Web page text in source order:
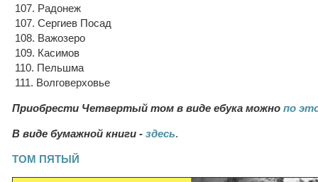
107. Радонеж
107. Сергиев Посад
108. Важозеро
109. Касимов
110. Пельшма
111. Волговерховье
Приобрести Четвертый том в виде ебука можно по
В виде бумажной книги - здесь.
ТОМ ПЯТЫЙ